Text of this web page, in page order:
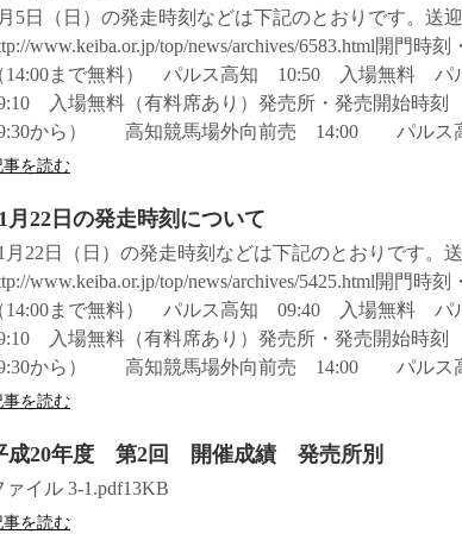
5日（日）の発走時刻などは下記のとおりです。送
www.keiba.or.jp/top/news/archives/6583.html開門
14:00まで無料） パルス高知 10:50 入場無料
入場無料（有料席あり）発売所・発売開始
から） 高知競馬場外向前売 14:00 パルス
事を読む
月22日の発走時刻について
月22日（日）の発走時刻などは下記のとおりです。
www.keiba.or.jp/top/news/archives/5425.html開門
14:00まで無料） パルス高知 09:40 入場無料
入場無料（有料席あり）発売所・発売開始
から） 高知競馬場外向前売 14:00 パルス
事を読む
成20年度 第2回 開催成績 発売所別
ァイル 3-1.pdf13KB
事を読む